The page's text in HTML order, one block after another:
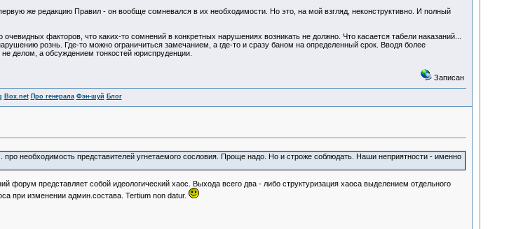
же редакцию Правил - он вообще сомневался в их необходимости. Но это, на мой взгляд, неконструктивно. И полный
факторов, что каких-то сомнений в конкретных нарушениях возникать не должно. Что касается табели наказаний...
рознь. Где-то можно ограничиться замечанием, а где-то и сразу баном на определенный срок. Вводя более
делом, а обсуждением тонкостей юриспруденции.
Записан
Box.net Про генерала Фэн-шуй Блог
необходимость представителей угнетаемого сословия. Проще надо. Но и строже соблюдать. Наши неприятности - именно
форум представляет собой идеологический хаос. Выхода всего два - либо структуризация хаоса выделением отдельного
при изменении админ.состава. Tertium non datur.